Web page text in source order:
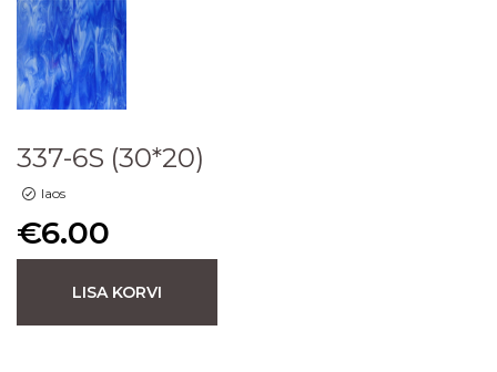
337-6S (30*20)
laos
€6.00
LISA KORVI